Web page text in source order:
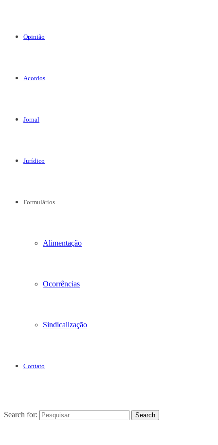
Opinião
Acordos
Jornal
Jurídico
Formulários
Alimentação
Ocorrências
Sindicalização
Contato
Search for: Search